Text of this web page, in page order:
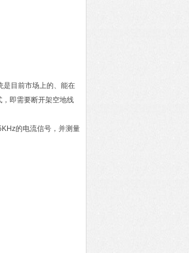
是目前市场上的、能在
即需要断开架空地线
的电流信号，并测量